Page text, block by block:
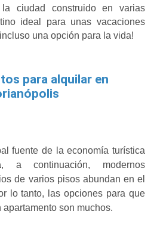
ciudad construido en varias
ideal para unas vacaciones
una opción para la vida!
para alquilar en
fuente de la economía turística
, a continuación, modernos
de varios pisos abundan en el
lo tanto, las opciones para que
son muchos.